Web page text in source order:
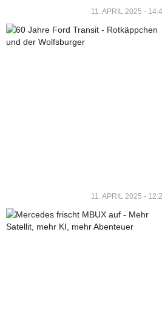
11. APRIL 2025 -
11. APRIL 2025 -